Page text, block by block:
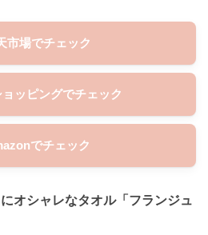
市場でチェック
ッピングでチェック
でチェック
オシャレなタオル「フランジュ